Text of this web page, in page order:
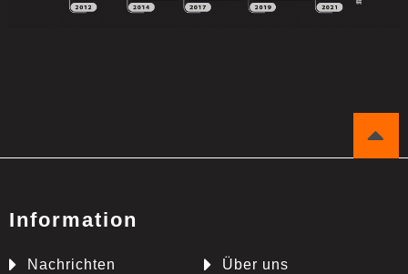
Information
Nachrichten Über uns